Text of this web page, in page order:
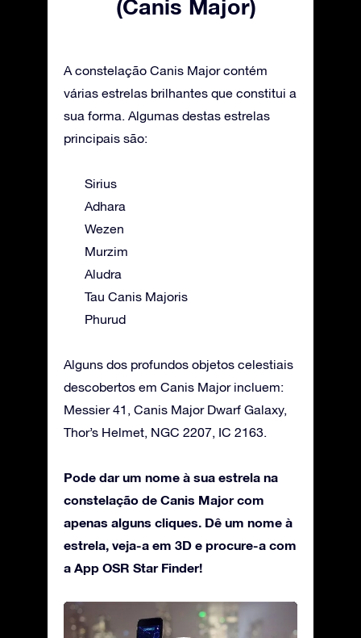
(Canis Major)
A constelação Canis Major contém
várias estrelas brilhantes que constitui a
sua forma. Algumas destas estrelas
principais são:
Sirius
Adhara
Wezen
Murzim
Aludra
Tau Canis Majoris
Phurud
Alguns dos profundos objetos celestiais
descobertos em Canis Major incluem:
Messier 41, Canis Major Dwarf Galaxy,
Thor’s Helmet, NGC 2207, IC 2163.
Pode dar um nome à sua estrela na
constelação de Canis Major com
apenas alguns cliques. Dê um nome à
estrela, veja-a em 3D e procure-a com
a App OSR Star Finder!